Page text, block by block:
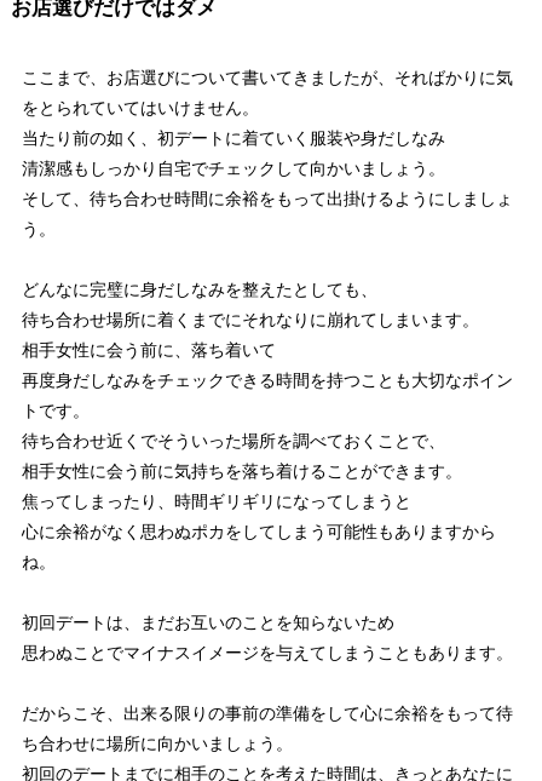
お店選びだけではダメ
ここまで、お店選びについて書いてきましたが、そればかりに気
をとられていてはいけません。
当たり前の如く、初デートに着ていく服装や身だしなみ
清潔感もしっかり自宅でチェックして向かいましょう。
そして、待ち合わせ時間に余裕をもって出掛けるようにしましょ
う。
どんなに完璧に身だしなみを整えたとしても、
待ち合わせ場所に着くまでにそれなりに崩れてしまいます。
相手女性に会う前に、落ち着いて
再度身だしなみをチェックできる時間を持つことも大切なポイン
トです。
待ち合わせ近くでそういった場所を調べておくことで、
相手女性に会う前に気持ちを落ち着けることができます。
焦ってしまったり、時間ギリギリになってしまうと
心に余裕がなく思わぬポカをしてしまう可能性もありますから
ね。
初回デートは、まだお互いのことを知らないため
思わぬことでマイナスイメージを与えてしまうこともあります。
だからこそ、出来る限りの事前の準備をして心に余裕をもって待
ち合わせに場所に向かいましょう。
初回のデートまでに相手のことを考えた時間は、きっとあなたに